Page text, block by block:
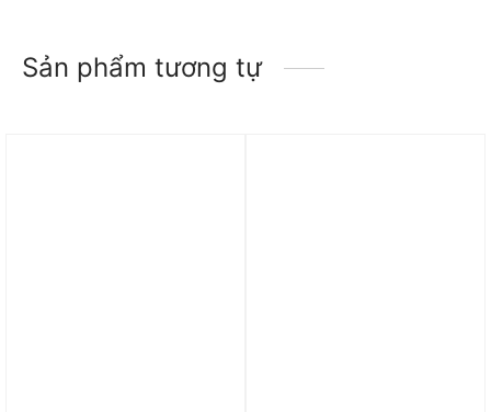
Sản phẩm tương tự